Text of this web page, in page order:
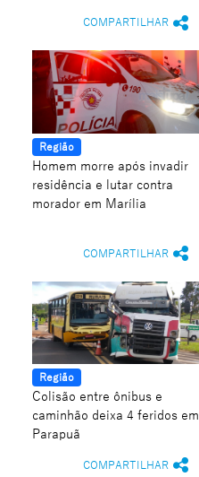
COMPARTILHAR
Região
Homem morre após invadir
residência e lutar contra
morador em Marília
COMPARTILHAR
Região
Colisão entre ônibus e
caminhão deixa 4 feridos em
Parapuã
COMPARTILHAR